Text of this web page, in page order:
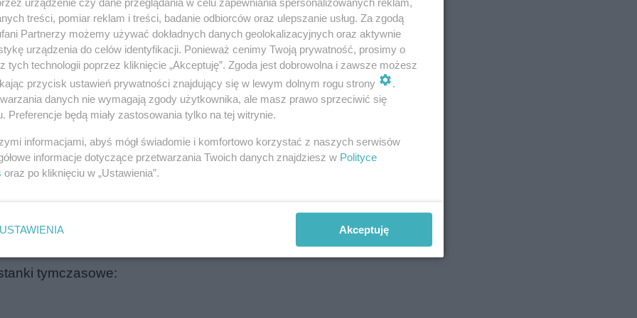
Nagórek, w obu kierunkach od pętli „Nagórki” ulicami:
swoimi trasami;
po ul. Sikorskiego;
na trasę skróconą do przystanku „Galeria Warmińska”
– Wańkowicza – Orłowicza – Sikorskiego – GALERIA
– PIECZEWO);
PIECZEWO – Wilczyńskiego – Sikorskiego –
tymczasowe:
treści, pomiar reklam i treści, badanie odbiorców oraz ulepszanie usług. Za zgodą
Partnerzy możemy używać dokładnych danych geolokalizacyjnych oraz aktywnie
urządzenia do celów identyfikacji. Ponieważ cenimy Twoją prywatność, prosimy o
tych technologii poprzez kliknięcie „Akceptuję”. Zgoda jest dobrowolna i zawsze możesz
przycisk ustawień prywatności znajdujący się w lewym dolnym rogu strony
.
danych nie wymagają zgody użytkownika, ale masz prawo sprzeciwić się
Preferencje będą miały zastosowania tylko na tej witrynie.
informacjami, abyś mógł świadomie i komfortowo korzystać z naszych serwisów
informacje dotyczące przetwarzania Twoich danych znajdziesz w Polityce
oraz po kliknięciu w „Ustawienia”.
USTAWIENIA Akceptuję